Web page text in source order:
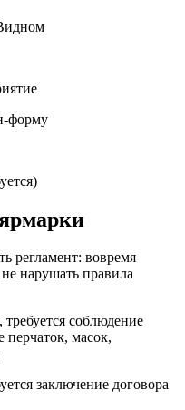
форму
регламент: вовремя
не нарушать правила
требуется соблюдение
перчаток, масок,
заключение договора